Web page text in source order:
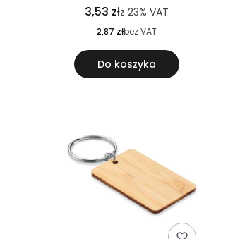
3,53 złz 23% VAT
2,87 złbez VAT
Do koszyka